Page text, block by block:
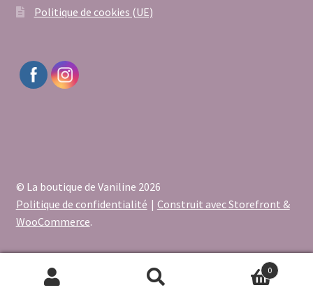
Politique de cookies (UE)
© La boutique de Vaniline 2026
Politique de confidentialité
Construit avec Storefront &
WooCommerce.
0